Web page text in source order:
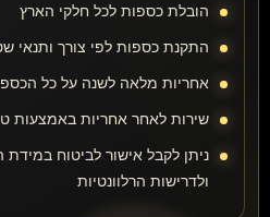
הובלת כספות לכל חלקי הארץ
התקנת כספות לפי צורך ותנאי
אחריות מלאה לשנה על כל
שירות לאחר אחריות באמצעות
ניתן לקבל אישור לביטוח
ולדרישות הרלוונטיות